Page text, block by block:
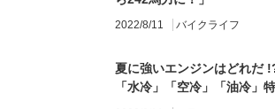
2022/8/11 バイクライフ
夏に強いエンジンはどれだ
「水冷」「空冷」「油冷」